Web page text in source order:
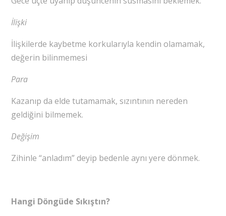
İlişki
İlişkilerde kaybetme korkularıyla kendin olamamak,
değerin bilinmemesi
Para
Kazanıp da elde tutamamak, sızıntının nereden
geldiğini bilmemek.
Değişim
Zihinle “anladım” deyip bedenle aynı yere dönmek.
Hangi Döngüde Sıkıştın?